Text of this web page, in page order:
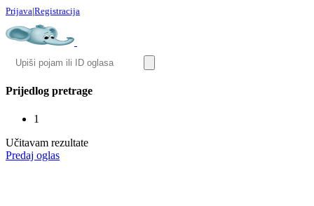
Prijava|Registracija
Prijedlog pretrage
1
Učitavam rezultate
Predaj oglas